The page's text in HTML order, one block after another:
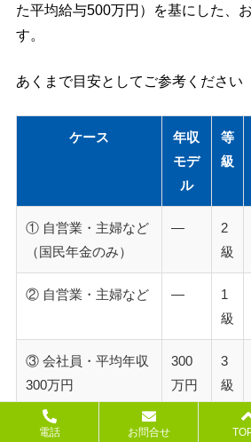
た平均給与500万円）を基にした、
す。
あくまで目安としてご参考ください
ケース
年収
モデ
ル
等
級
① 自営業・主婦など
（国民年金のみ）
―
2
級
② 自営業・主婦など ―
1
級
③ 会社員・平均年収
300万円
300
万円
3
級
④ 会社員・平均年収
電話 お問合せ